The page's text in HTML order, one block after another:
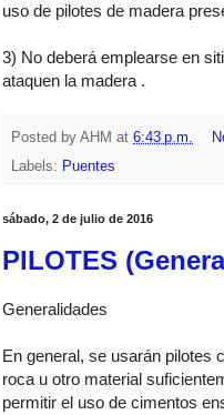
uso de pilotes de madera
3) No deberá emplearse en
ataquen la madera .
Posted by AHM at 6:43 p.m.
Labels: Puentes
sábado, 2 de julio de 2016
PILOTES
Generalidades
En general, se usarán pilotes
roca u otro material
permitir el uso de cimentos